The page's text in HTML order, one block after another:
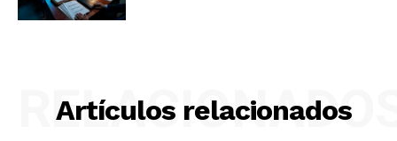
Artículos relacionados